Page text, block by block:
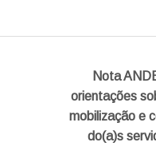
Nota
orientações
mobilização e
do(a)s